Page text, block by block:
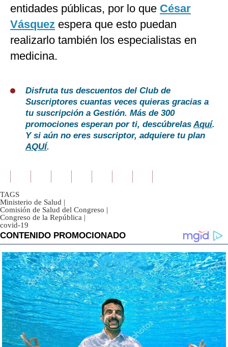
entidades públicas, por lo que César
Vásquez espera que esto puedan
realizarlo también los especialistas en
medicina.
Disfruta tus descuentos del Club de
Suscriptores cuantas veces quieras gracias a
tu suscripción a Gestión. Más de 300
promociones esperan por ti, descúbrelasAquí.
Y si aún no eres suscriptor, adquiere tu plan
AQUÍ.
TAGS
Ministerio de Salud |
Comisión de Salud del Congreso |
Congreso de la República |
covid-19